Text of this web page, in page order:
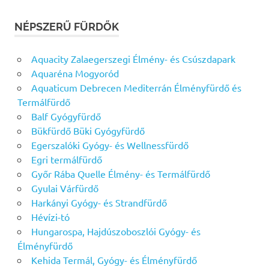
NÉPSZERŰ FÜRDŐK
Aquacity Zalaegerszegi Élmény- és Csúszdapark
Aquaréna Mogyoród
Aquaticum Debrecen Mediterrán Élményfürdő és
Termálfürdő
Balf Gyógyfürdő
Bükfürdő Büki Gyógyfürdő
Egerszalóki Gyógy- és Wellnessfürdő
Egri termálfürdő
Győr Rába Quelle Élmény- és Termálfürdő
Gyulai Várfürdő
Harkányi Gyógy- és Strandfürdő
Hévízi-tó
Hungarospa, Hajdúszoboszlói Gyógy- és
Élményfürdő
Kehida Termál, Gyógy- és Élményfürdő